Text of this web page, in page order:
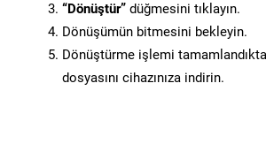
“Dönüştür” düğmesini tıklayın.
Dönüşümün bitmesini bekleyin.
Dönüştürme işlemi
dosyasını cihazınıza indirin.